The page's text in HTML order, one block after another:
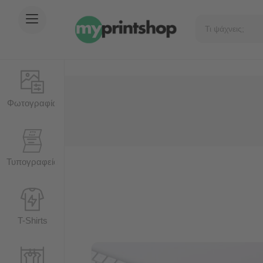
Φωτογραφία
Τυπογραφείο
T-Shirts